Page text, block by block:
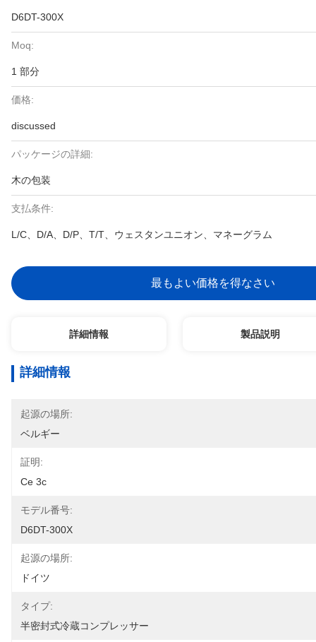
D6DT-300X
Moq:
1 部分
価格:
discussed
パッケージの詳細:
木の包装
支払条件:
L/C、D/A、D/P、T/T、ウェスタンユニオン、マネーグラム
最もよい価格を得なさい
詳細情報 製品説明
詳細情報
起源の場所:
ベルギー
証明:
Ce 3c
モデル番号:
D6DT-300X
起源の場所:
ドイツ
タイプ:
半密封式冷蔵コンプレッサー